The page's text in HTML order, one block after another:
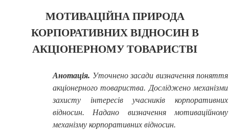
МОТИВАЦІЙНА ПРИРОДА
КОРПОРАТИВНИХ ВІДНОСИН В
АКЦІОНЕРНОМУ ТОВАРИСТВІ
Анотація. Уточнено засади визначення поняття
акціонерного товариства. Досліджено механізми
захисту інтересів учасників корпоративних
відносин. Надано визначення мотиваційному
механізму корпоративних відносин.